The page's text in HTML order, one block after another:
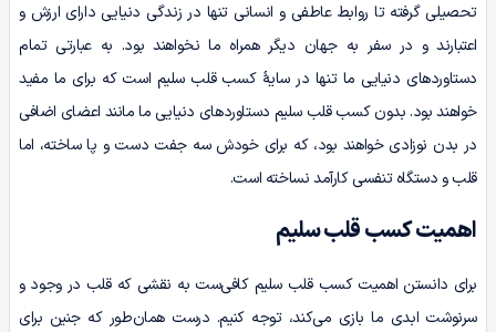
تحصیلی گرفته تا روابط عاطفی و انسانی تنها در زندگی دنیایی دارای ارزش و
اعتبارند و در سفر به جهان دیگر همراه ما نخواهند بود. به عبارتی تمام
دستاوردهای دنیایی ما تنها در سایۀ کسب قلب سلیم است که برای ما مفید
خواهند بود. بدون کسب قلب سلیم دستاوردهای دنیایی ما مانند اعضای اضافی
در بدن نوزادی خواهند بود، که برای خودش سه جفت دست و پا ساخته، اما
قلب و دستگاه تنفسی کارآمد نساخته است.
اهمیت کسب قلب سلیم
برای دانستن اهمیت کسب قلب سلیم کافی‌ست به نقشی که قلب در وجود و
سرنوشت ابدی ما بازی می‌کند، توجه کنیم. درست همان‌طور که جنین برای